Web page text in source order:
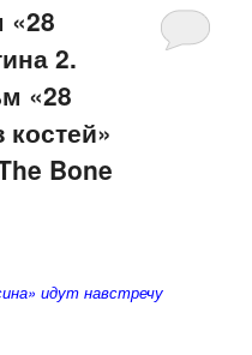
«28
2.
«28
Bone
идут навстречу